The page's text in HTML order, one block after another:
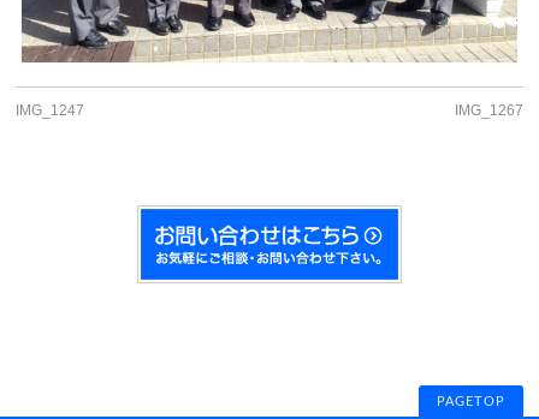
IMG_1247 IMG_1267
PAGETOP